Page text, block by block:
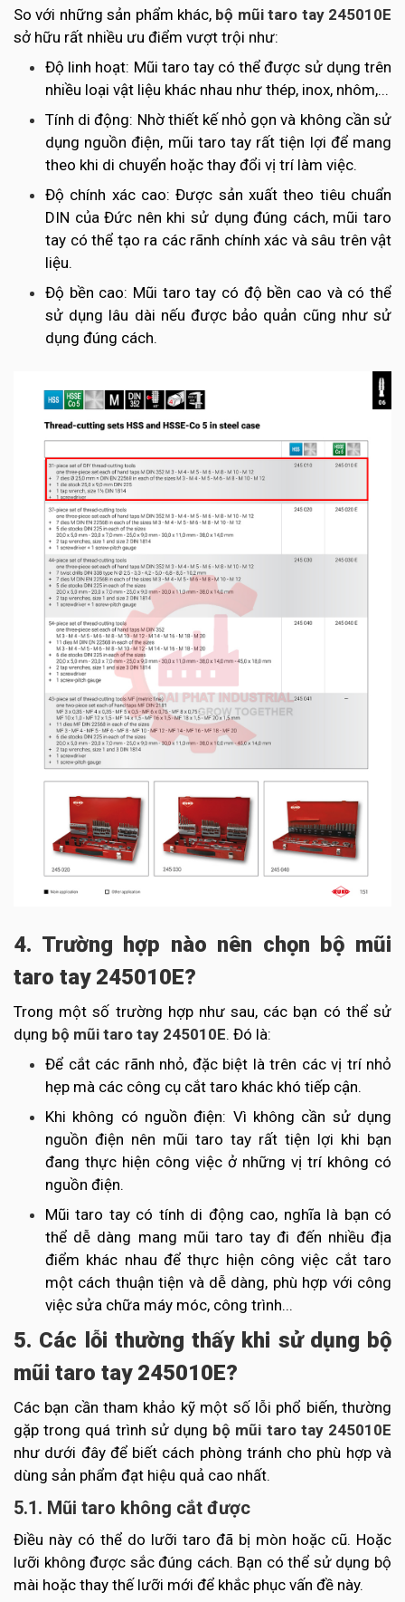
So với những sản phẩm khác, bộ mũi taro tay 245010E
sở hữu rất nhiều ưu điểm vượt trội như:
Độ linh hoạt: Mũi taro tay có thể được sử dụng trên
nhiều loại vật liệu khác nhau như thép, inox, nhôm,...
Tính di động: Nhờ thiết kế nhỏ gọn và không cần sử
dụng nguồn điện, mũi taro tay rất tiện lợi để mang
theo khi di chuyển hoặc thay đổi vị trí làm việc.
Độ chính xác cao: Được sản xuất theo tiêu chuẩn
DIN của Đức nên khi sử dụng đúng cách, mũi taro
tay có thể tạo ra các rãnh chính xác và sâu trên vật
liệu.
Độ bền cao: Mũi taro tay có độ bền cao và có thể
sử dụng lâu dài nếu được bảo quản cũng như sử
dụng đúng cách.
4. Trường hợp nào nên chọn bộ mũi
taro tay 245010E?
Trong một số trường hợp như sau, các bạn có thể sử
dụng bộ mũi taro tay 245010E. Đó là:
Để cắt các rãnh nhỏ, đặc biệt là trên các vị trí nhỏ
hẹp mà các công cụ cắt taro khác khó tiếp cận.
Khi không có nguồn điện: Vì không cần sử dụng
nguồn điện nên mũi taro tay rất tiện lợi khi bạn
đang thực hiện công việc ở những vị trí không có
nguồn điện.
Mũi taro tay có tính di động cao, nghĩa là bạn có
thể dễ dàng mang mũi taro tay đi đến nhiều địa
điểm khác nhau để thực hiện công việc cắt taro
một cách thuận tiện và dễ dàng, phù hợp với công
việc sửa chữa máy móc, công trình...
5. Các lỗi thường thấy khi sử dụng bộ
mũi taro tay 245010E?
Các bạn cần tham khảo kỹ một số lỗi phổ biến, thường
gặp trong quá trình sử dụng bộ mũi taro tay 245010E
như dưới đây để biết cách phòng tránh cho phù hợp và
dùng sản phẩm đạt hiệu quả cao nhất.
5.1. Mũi taro không cắt được
Điều này có thể do lưỡi taro đã bị mòn hoặc cũ. Hoặc
lưỡi không được sắc đúng cách. Bạn có thể sử dụng bộ
mài hoặc thay thế lưỡi mới để khắc phục vấn đề này.